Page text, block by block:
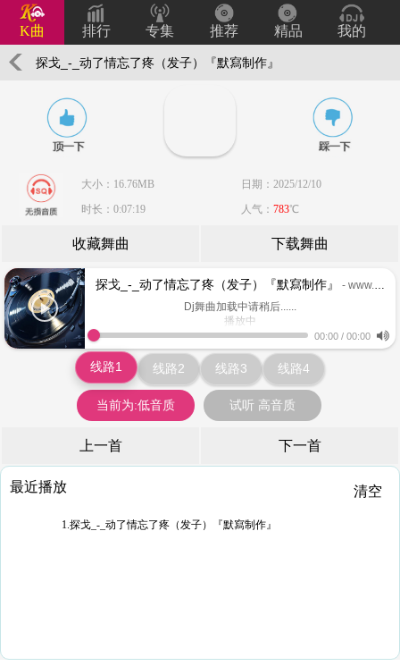
K曲 排行 专集 推荐 精品 我的
探戈_-_动了情忘了疼（发子）『默寫制作』
大小：16.76MB
日期：2025/12/10
时长：0:07:19
人气： 783℃
收藏舞曲 下载舞曲
探戈_-_动了情忘了疼（发子）『默寫制作』
- www.keiqu.com
Dj舞曲加载中请稍后......
播放中
www.keiqu.com
00:00 / 00:00
线路1 线路2 线路3 线路4
当前为:低音质 试听 高音质
上一首 下一首
最近播放 清空
1.探戈_-_动了情忘了疼（发子）『默寫制作』